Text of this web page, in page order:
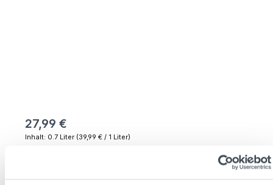
27,99 €
Inhalt: 0.7 Liter (39,99 € / 1 Liter)